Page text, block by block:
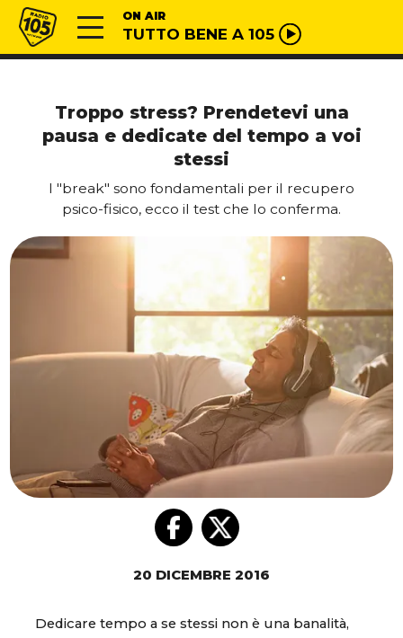
Vai al contenuto
Radio 105 ON AIR
TUTTO BENE A 105
Troppo stress? Prendetevi una
pausa e dedicate del tempo a voi
stessi
I "break" sono fondamentali per il recupero
psico-fisico, ecco il test che lo conferma.
20 DICEMBRE 2016
Dedicare tempo a se stessi non è una banalità,